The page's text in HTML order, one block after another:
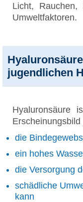
Licht,
Umweltfaktoren.
jugendlichen
Hyaluronsäure
die
ein hohes
die Versorgung
schädliche
kann